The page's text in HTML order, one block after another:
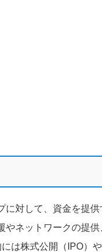
に対して、資金を提供
やネットワークの提供
は株式公開（IPO）